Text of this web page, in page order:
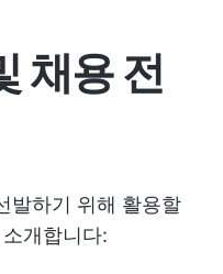
채용 전
발하기 위해 활용할
개합니다: